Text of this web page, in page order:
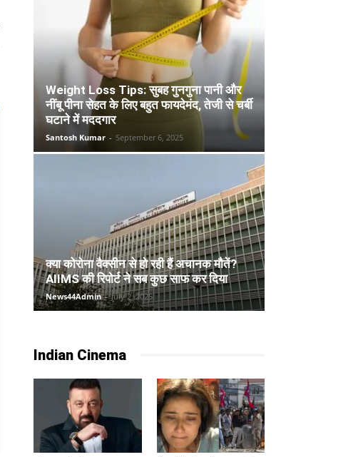
Weight Loss Tips: सुबह गुनगुना पानी और
नींबू पीना सेहत के लिए बहुत फायदेमंद, तेजी से चर्बी
घटाने में मददगार
Santosh Kumar - September 6, 2025
क्या कोरोना वैक्सीन से हो रही हैं अचानक मौतें?
AIIMS की रिपोर्ट ने सब कुछ साफ कर दिया
News44Admin - July 2, 2025
Indian Cinema